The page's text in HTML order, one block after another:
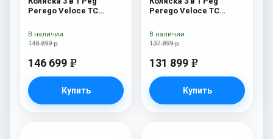
Perego Veloce TC
Amour New
148 899 р
146 699 e
Купить
В наличии
Perego Veloce TC
Shine
137 899 р
131 899 e
Купить
В наличии